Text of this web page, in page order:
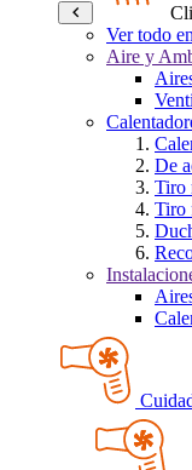
Ver todo
Aire y
De
Tiro
Tiro